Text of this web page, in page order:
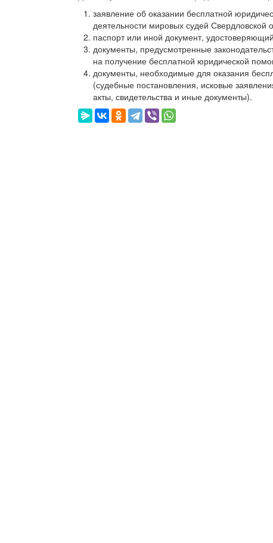
заявление об оказании бесплатной
деятельности мировых судей Свердловской
паспорт или иной документ,
документы, предусмотренные
на получение бесплатной юридической
документы, необходимые для оказания
(судебные постановления, исковые
акты, свидетельства и иные документы).